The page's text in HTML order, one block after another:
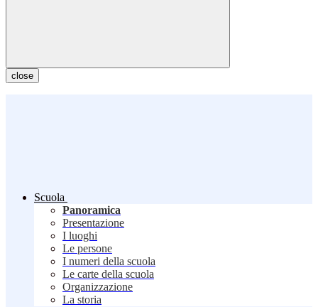
close
Scuola
Panoramica
Presentazione
I luoghi
Le persone
I numeri della scuola
Le carte della scuola
Organizzazione
La storia